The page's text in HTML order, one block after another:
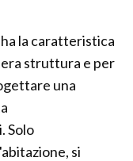
la caratteristica
struttura e per
una
Solo
si